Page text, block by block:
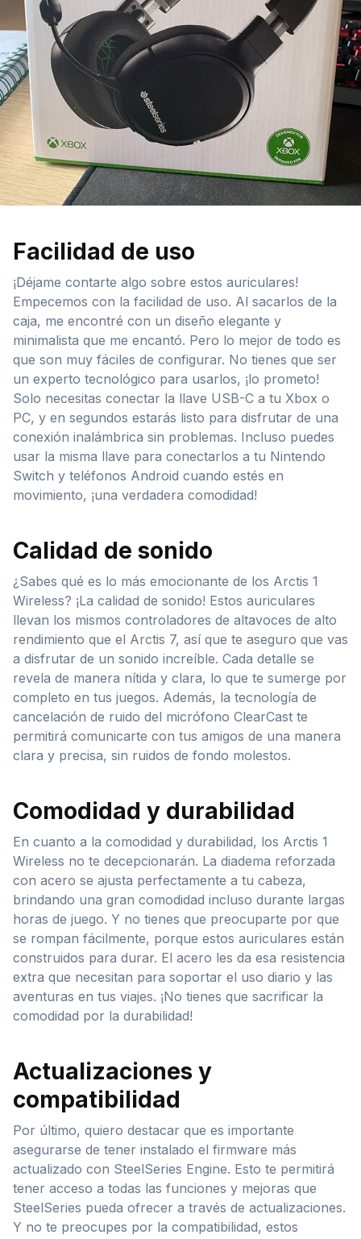
Facilidad de uso
¡Déjame contarte algo sobre estos auriculares!
Empecemos con la facilidad de uso. Al sacarlos de la
caja, me encontré con un diseño elegante y
minimalista que me encantó. Pero lo mejor de todo es
que son muy fáciles de configurar. No tienes que ser
un experto tecnológico para usarlos, ¡lo prometo!
Solo necesitas conectar la llave USB-C a tu Xbox o
PC, y en segundos estarás listo para disfrutar de una
conexión inalámbrica sin problemas. Incluso puedes
usar la misma llave para conectarlos a tu Nintendo
Switch y teléfonos Android cuando estés en
movimiento, ¡una verdadera comodidad!
Calidad de sonido
¿Sabes qué es lo más emocionante de los Arctis 1
Wireless? ¡La calidad de sonido! Estos auriculares
llevan los mismos controladores de altavoces de alto
rendimiento que el Arctis 7, así que te aseguro que vas
a disfrutar de un sonido increíble. Cada detalle se
revela de manera nítida y clara, lo que te sumerge por
completo en tus juegos. Además, la tecnología de
cancelación de ruido del micrófono ClearCast te
permitirá comunicarte con tus amigos de una manera
clara y precisa, sin ruidos de fondo molestos.
Comodidad y durabilidad
En cuanto a la comodidad y durabilidad, los Arctis 1
Wireless no te decepcionarán. La diadema reforzada
con acero se ajusta perfectamente a tu cabeza,
brindando una gran comodidad incluso durante largas
horas de juego. Y no tienes que preocuparte por que
se rompan fácilmente, porque estos auriculares están
construidos para durar. El acero les da esa resistencia
extra que necesitan para soportar el uso diario y las
aventuras en tus viajes. ¡No tienes que sacrificar la
comodidad por la durabilidad!
Actualizaciones y
compatibilidad
Por último, quiero destacar que es importante
asegurarse de tener instalado el firmware más
actualizado con SteelSeries Engine. Esto te permitirá
tener acceso a todas las funciones y mejoras que
SteelSeries pueda ofrecer a través de actualizaciones.
Y no te preocupes por la compatibilidad, estos